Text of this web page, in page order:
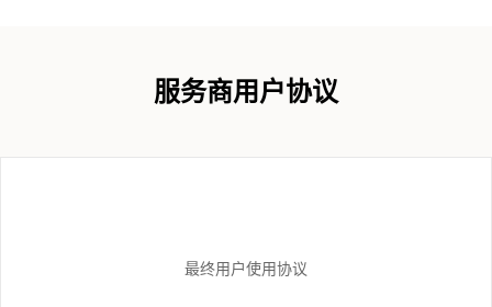
服务商用户协议
最终用户使用协议